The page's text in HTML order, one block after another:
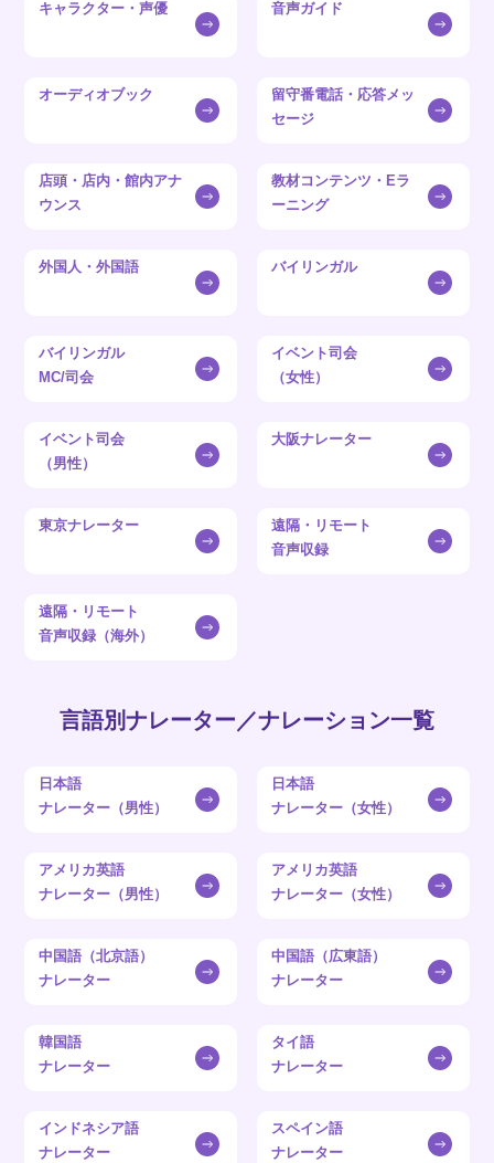
キャラクター・声優 音声ガイド
オーディオブック
留守番電話・応答メッ
セージ
店頭・店内・館内アナ
ウンス
教材コンテンツ・Eラ
ーニング
外国人・外国語 バイリンガル
バイリンガル
MC/司会
イベント司会
（女性）
イベント司会
（男性）
大阪ナレーター
東京ナレーター
遠隔・リモート
音声収録
遠隔・リモート
音声収録（海外）
言語別ナレーター／ナレーション一覧
日本語
ナレーター（男性）
日本語
ナレーター（女性）
アメリカ英語
ナレーター（男性）
アメリカ英語
ナレーター（女性）
中国語（北京語）
ナレーター
中国語（広東語）
ナレーター
韓国語
ナレーター
タイ語
ナレーター
インドネシア語
ナレーター
スペイン語
ナレーター